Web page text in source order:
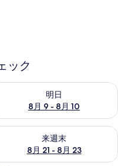
ック
ク
明日
8月 9 - 8月 10
8月 9 - 8月 10 の空室状
ェック
来週末
8月 21 - 8月 23
末 8月 21 - 8月 23 の空室